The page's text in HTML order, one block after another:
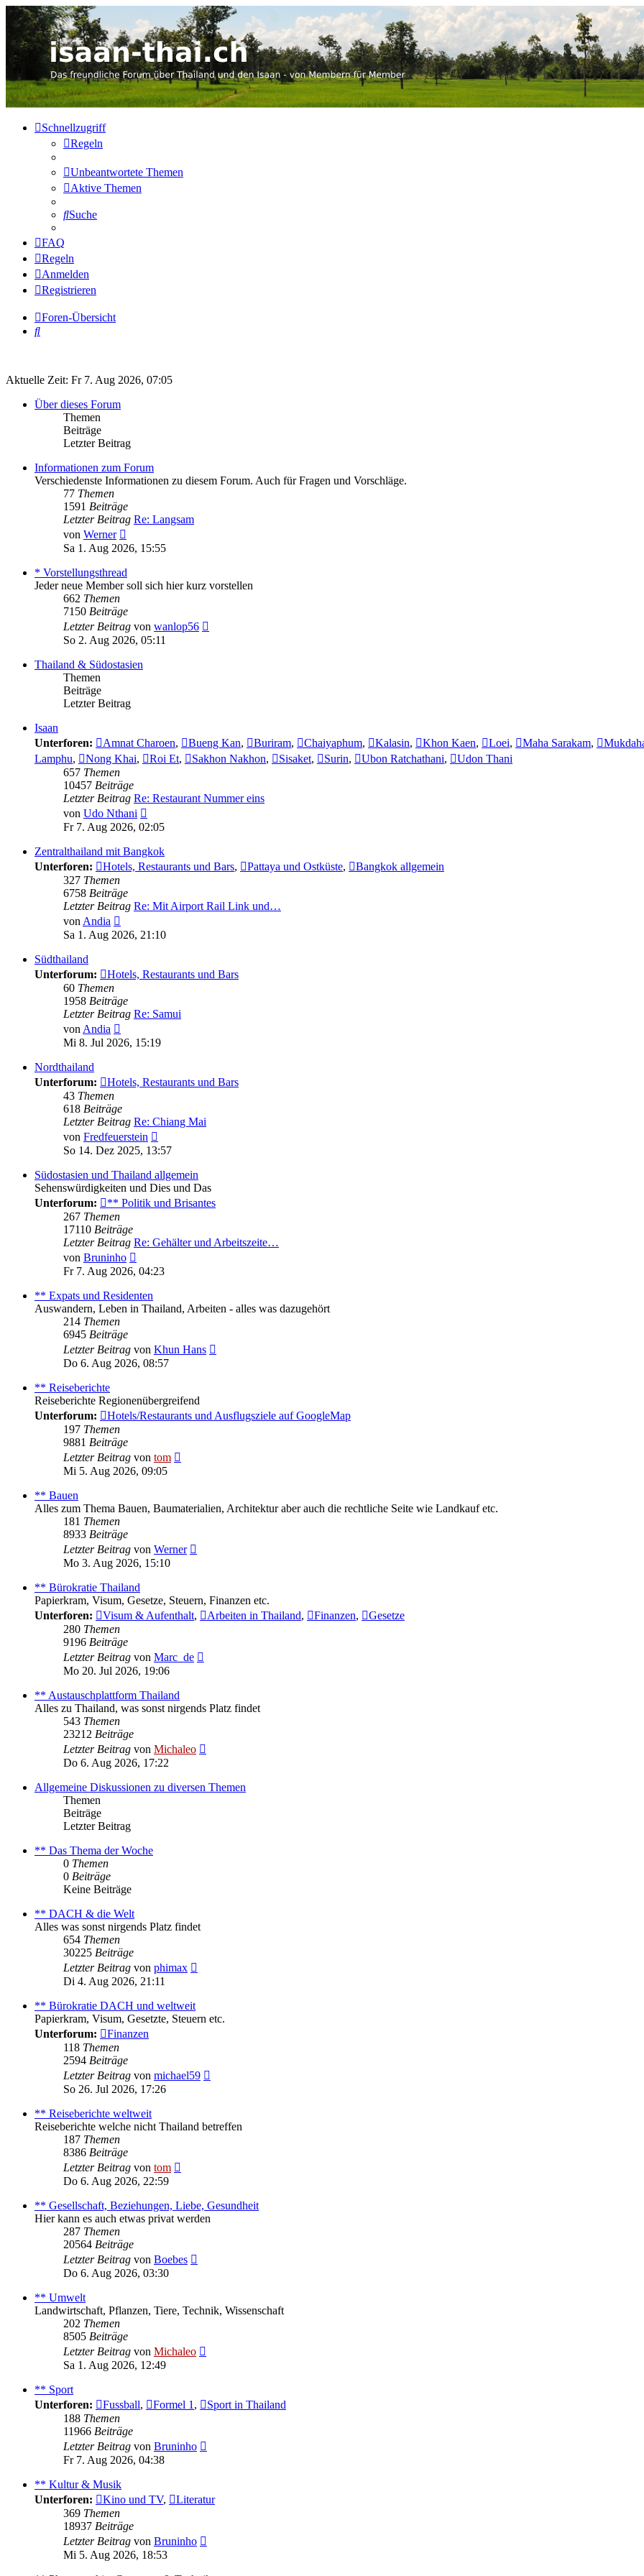
Thailand & Isaan Forum - isaan-thai.ch
Das freundliche Forum über Thailand und den Isaan - von Membern für Member
Zum Inhalt
Schnellzugriff
Regeln
Unbeantwortete Themen
Aktive Themen
Suche
FAQ
Regeln
Anmelden
Registrieren
Foren-Übersicht
Suche
Aktuelle Zeit: Fr 7. Aug 2026, 07:05
Über dieses Forum
Themen
Beiträge
Letzter Beitrag
Informationen zum Forum
Verschiedenste Informationen zu diesem Forum. Auch für Fragen und Vorschläge.
77 Themen
1591 Beiträge
Letzter Beitrag Re: Langsam
von Werner
Beitrag
Sa 1. Aug 2026, 15:55
* Vorstellungsthread
Jeder neue Member soll sich hier kurz vorstellen
662 Themen
7150 Beiträge
Letzter Beitrag von wanlop56
So 2. Aug 2026, 05:11
Thailand & Südostasien
Themen
Beiträge
Letzter Beitrag
Isaan
Unterforen:
Amnat Charoen, Bueng Kan, Buriram, Chaiyaphum, Kalasin, Khon Kaen, Loei, Maha Sarakam,
Lamphu, Nong Khai, Roi Et, Sakhon Nakhon, Sisaket, Surin, Ubon Ratchathani,
Udon Thani
657 Themen
10457 Beiträge
Letzter Beitrag Re: Restaurant Nummer eins
von Udo Nthani
Beitrag
Fr 7. Aug 2026, 02:05
Zentralthailand mit Bangkok
Unterforen:
Hotels, Restaurants und Bars, Pattaya und Ostküste,
Bangkok allgemein
327 Themen
6758 Beiträge
Letzter Beitrag Re: Mit Airport Rail Link und…
von Andia
Beitrag
Sa 1. Aug 2026, 21:10
Südthailand
Unterforum:
Hotels, Restaurants und Bars
60 Themen
1958 Beiträge
Letzter Beitrag Re: Samui
von Andia
Beitrag
Mi 8. Jul 2026, 15:19
Nordthailand
Unterforum:
Hotels, Restaurants und Bars
43 Themen
618 Beiträge
Letzter Beitrag Re: Chiang Mai
von Fredfeuerstein
Beitrag
So 14. Dez 2025, 13:57
Südostasien und Thailand allgemein
Sehenswürdigkeiten und Dies und Das
Unterforum:
** Politik und Brisantes
267 Themen
17110 Beiträge
Letzter Beitrag Re: Gehälter und Arbeitszeite…
von Bruninho
Beitrag
Fr 7. Aug 2026, 04:23
** Expats und Residenten
Auswandern, Leben in Thailand, Arbeiten - alles was dazugehört
214 Themen
6945 Beiträge
Letzter Beitrag von Khun Hans
Do 6. Aug 2026, 08:57
** Reiseberichte
Reiseberichte Regionenübergreifend
Unterforum:
Hotels/Restaurants und Ausflugsziele auf GoogleMap
197 Themen
9881 Beiträge
Letzter Beitrag von tom
Mi 5. Aug 2026, 09:05
** Bauen
Alles zum Thema Bauen, Baumaterialien, Architektur aber auch die rechtliche Seite wie Landkauf etc.
181 Themen
8933 Beiträge
Letzter Beitrag von Werner
Mo 3. Aug 2026, 15:10
** Bürokratie Thailand
Papierkram, Visum, Gesetze, Steuern, Finanzen etc.
Unterforen:
Visum & Aufenthalt, Arbeiten in Thailand, Finanzen,
Gesetze
280 Themen
9196 Beiträge
Letzter Beitrag von Marc_de
Mo 20. Jul 2026, 19:06
** Austauschplattform Thailand
Alles zu Thailand, was sonst nirgends Platz findet
543 Themen
23212 Beiträge
Letzter Beitrag von Michaleo
Do 6. Aug 2026, 17:22
Allgemeine Diskussionen zu diversen Themen
Themen
Beiträge
Letzter Beitrag
** Das Thema der Woche
0 Themen
0 Beiträge
Keine Beiträge
** DACH & die Welt
Alles was sonst nirgends Platz findet
654 Themen
30225 Beiträge
Letzter Beitrag von phimax
Di 4. Aug 2026, 21:11
** Bürokratie DACH und weltweit
Papierkram, Visum, Gesetzte, Steuern etc.
Unterforum:
Finanzen
118 Themen
2594 Beiträge
Letzter Beitrag von michael59
So 26. Jul 2026, 17:26
** Reiseberichte weltweit
Reiseberichte welche nicht Thailand betreffen
187 Themen
8386 Beiträge
Letzter Beitrag von tom
Do 6. Aug 2026, 22:59
** Gesellschaft, Beziehungen, Liebe, Gesundheit
Hier kann es auch etwas privat werden
287 Themen
20564 Beiträge
Letzter Beitrag von Boebes
Do 6. Aug 2026, 03:30
** Umwelt
Landwirtschaft, Pflanzen, Tiere, Technik, Wissenschaft
202 Themen
8505 Beiträge
Letzter Beitrag von Michaleo
Sa 1. Aug 2026, 12:49
** Sport
Unterforen:
Fussball, Formel 1 ,
Sport in Thailand
188 Themen
11966 Beiträge
Letzter Beitrag von Bruninho
Fr 7. Aug 2026, 04:38
** Kultur & Musik
Unterforen:
Kino und TV,
Literatur
369 Themen
18937 Beiträge
Letzter Beitrag von Bruninho
Mi 5. Aug 2026, 18:53